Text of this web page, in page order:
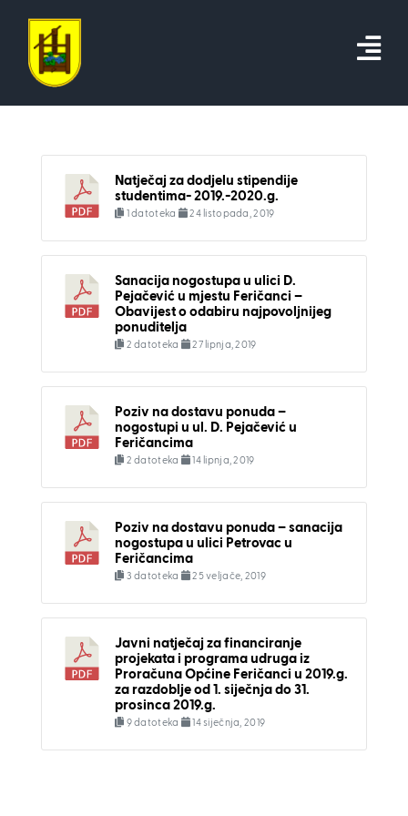
content
Natječaj za dodjelu stipendije
studentima- 2019.-2020.g.
1 datoteka 24 listopada, 2019
Sanacija nogostupa u ulici D.
Pejačević u mjestu Feričanci –
Obavijest o odabiru najpovoljnijeg
ponuditelja
2 datoteka 27 lipnja, 2019
Poziv na dostavu ponuda –
nogostupi u ul. D. Pejačević u
Feričancima
2 datoteka 14 lipnja, 2019
Poziv na dostavu ponuda – sanacija
nogostupa u ulici Petrovac u
Feričancima
3 datoteka 25 veljače, 2019
Javni natječaj za financiranje
projekata i programa udruga iz
Proračuna Općine Feričanci u 2019.g.
za razdoblje od 1. siječnja do 31.
prosinca 2019.g.
9 datoteka 14 siječnja, 2019